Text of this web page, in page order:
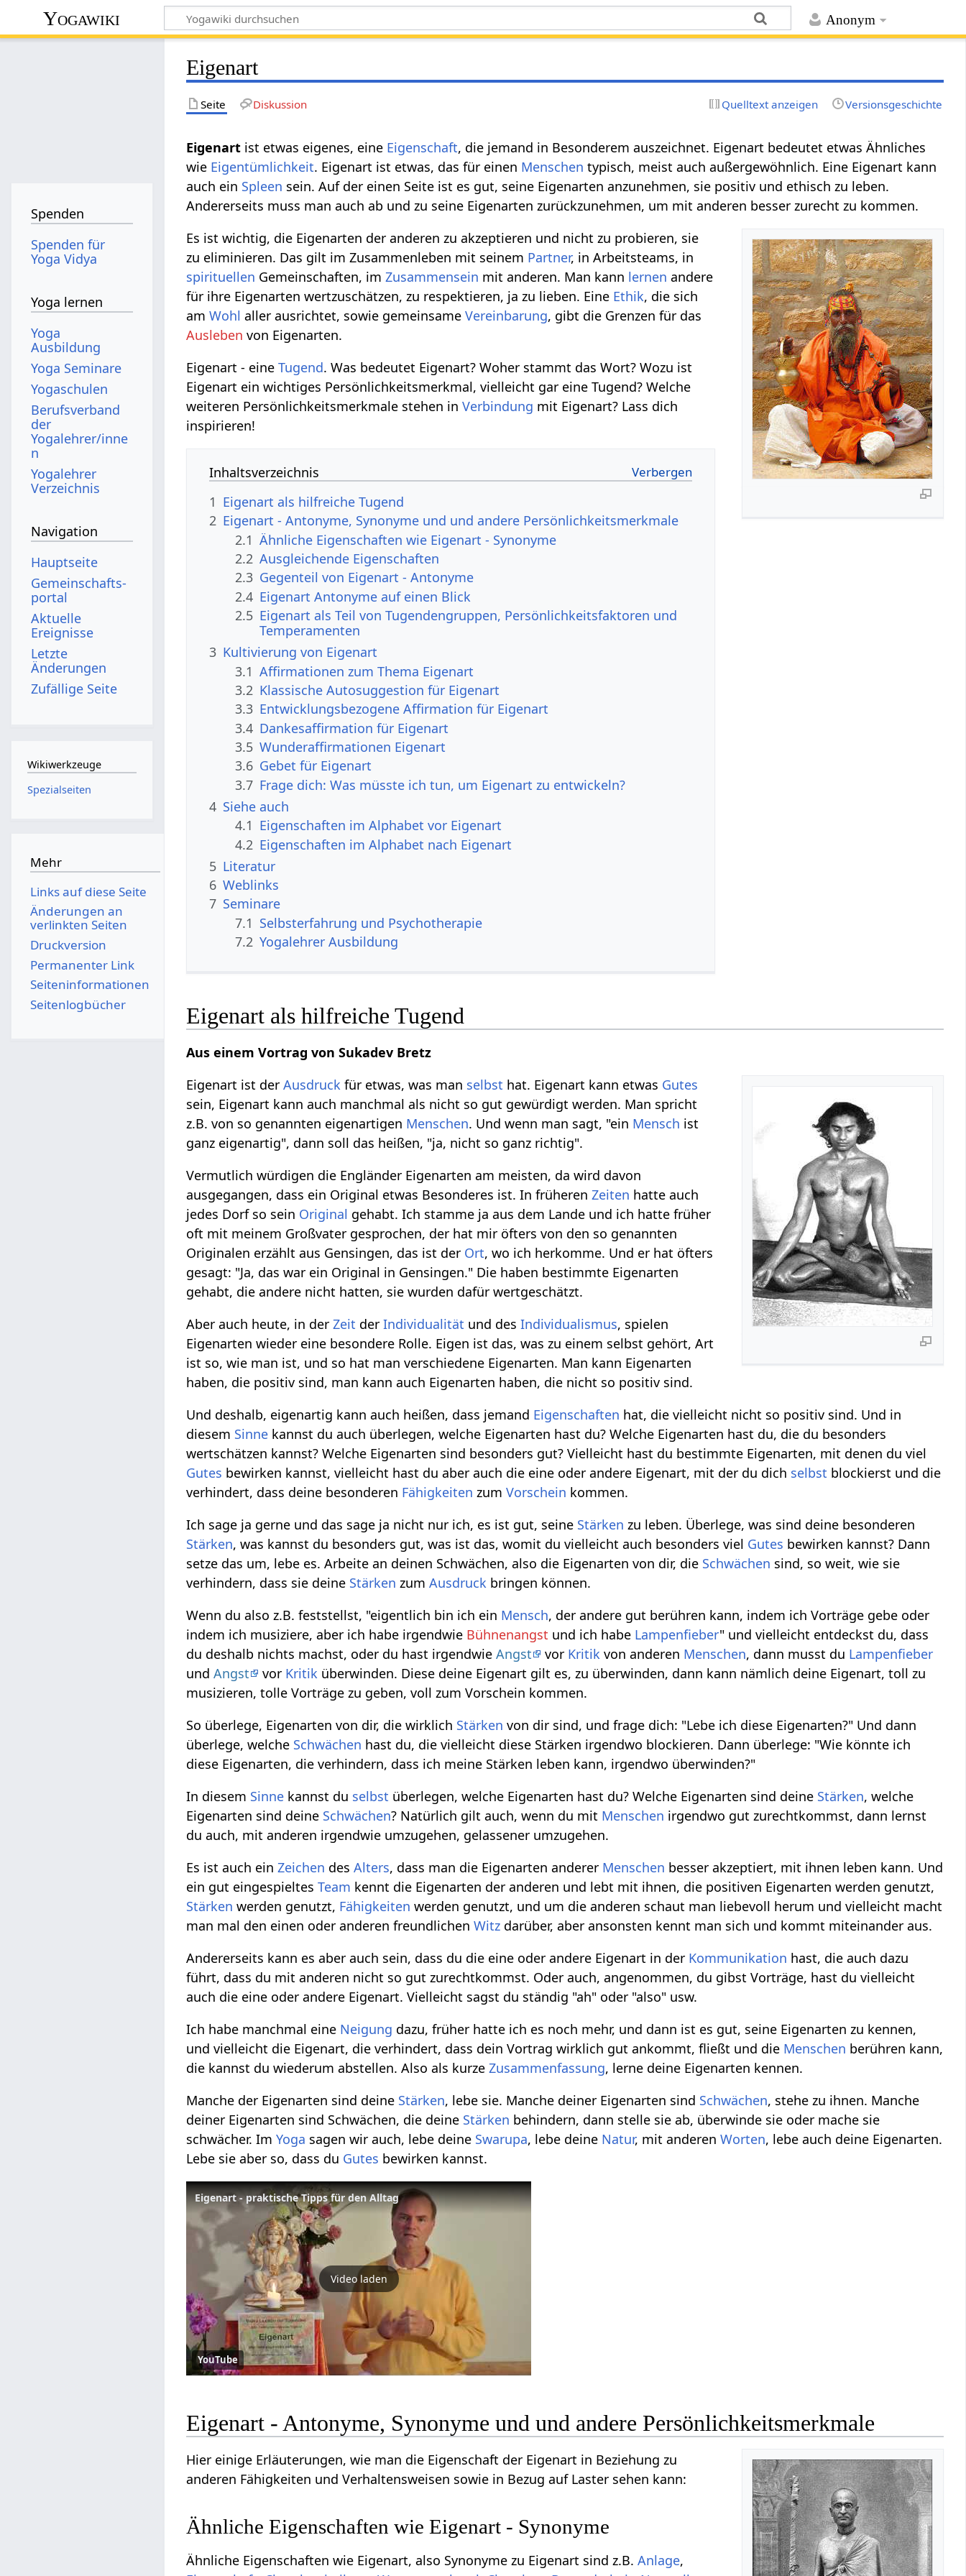
Anonym
Yogawiki
Eigenart
Seite Diskussion Quelltext anzeigen Versionsgeschichte
Eigenart ist etwas eigenes, eine Eigenschaft, die jemand in Besonderem auszeichnet. Eigenart bedeutet etwas Ähnliches
wie Eigentümlichkeit. Eigenart ist etwas, das für einen Menschen typisch, meist auch außergewöhnlich. Eine Eigenart kann
auch ein Spleen sein. Auf der einen Seite ist es gut, seine Eigenarten anzunehmen, sie positiv und ethisch zu leben.
Andererseits muss man auch ab und zu seine Eigenarten zurückzunehmen, um mit anderen besser zurecht zu kommen.
Es ist wichtig, die Eigenarten der anderen zu akzeptieren und nicht zu probieren, sie
zu eliminieren. Das gilt im Zusammenleben mit seinem Partner, in Arbeitsteams, in
spirituellen Gemeinschaften, imZusammensein mit anderen. Man kann lernen andere
für ihre Eigenarten wertzuschätzen, zu respektieren, ja zu lieben. Eine Ethik, die sich
amWohl aller ausrichtet, sowie gemeinsameVereinbarung, gibt die Grenzen für das
Ausleben von Eigenarten.
Eigenart - eineTugend. Was bedeutet Eigenart? Woher stammt das Wort? Wozu ist
Eigenart ein wichtiges Persönlichkeitsmerkmal, vielleicht gar eine Tugend? Welche
weiteren Persönlichkeitsmerkmale stehen inVerbindung mit Eigenart? Lass dich
inspirieren!
Inhaltsverzeichnis
1 Eigenart als hilfreiche Tugend
2 Eigenart - Antonyme, Synonyme und und andere Persönlichkeitsmerkmale
2.1 Ähnliche Eigenschaften wie Eigenart - Synonyme
2.2 Ausgleichende Eigenschaften
2.3 Gegenteil von Eigenart - Antonyme
2.4 Eigenart Antonyme auf einen Blick
2.5 Eigenart als Teil von Tugendengruppen, Persönlichkeitsfaktoren und
Temperamenten
3 Kultivierung von Eigenart
3.1 Affirmationen zum Thema Eigenart
3.2 Klassische Autosuggestion für Eigenart
3.3 Entwicklungsbezogene Affirmation für Eigenart
3.4 Dankesaffirmation für Eigenart
3.5 Wunderaffirmationen Eigenart
3.6 Gebet für Eigenart
3.7 Frage dich: Was müsste ich tun, um Eigenart zu entwickeln?
4 Siehe auch
4.1 Eigenschaften im Alphabet vor Eigenart
4.2 Eigenschaften im Alphabet nach Eigenart
5 Literatur
6 Weblinks
7 Seminare
7.1 Selbsterfahrung und Psychotherapie
7.2 Yogalehrer Ausbildung
Eigenart als hilfreiche Tugend
Aus einem Vortrag von Sukadev Bretz
Eigenart ist derAusdruck für etwas, was man selbst hat. Eigenart kann etwas Gutes
sein, Eigenart kann auch manchmal als nicht so gut gewürdigt werden. Man spricht
z.B. von so genannten eigenartigen Menschen. Und wenn man sagt, "ein Mensch ist
ganz eigenartig", dann soll das heißen, "ja, nicht so ganz richtig".
Vermutlich würdigen die Engländer Eigenarten am meisten, da wird davon
ausgegangen, dass ein Original etwas Besonderes ist. In früherenZeiten hatte auch
jedes Dorf so sein Original gehabt. Ich stamme ja aus dem Lande und ich hatte früher
oft mit meinem Großvater gesprochen, der hat mir öfters von den so genannten
Originalen erzählt aus Gensingen, das ist der Ort, wo ich herkomme. Und er hat öfters
gesagt: "Ja, das war ein Original in Gensingen." Die haben bestimmte Eigenarten
gehabt, die andere nicht hatten, sie wurden dafür wertgeschätzt.
Aber auch heute, in derZeit derIndividualität und desIndividualismus, spielen
Eigenarten wieder eine besondere Rolle. Eigen ist das, was zu einem selbst gehört, Art
ist so, wie man ist, und so hat man verschiedene Eigenarten. Man kann Eigenarten
haben, die positiv sind, man kann auch Eigenarten haben, die nicht so positiv sind.
Und deshalb, eigenartig kann auch heißen, dass jemand Eigenschaften hat, die vielleicht nicht so positiv sind. Und in
diesem Sinne kannst du auch überlegen, welche Eigenarten hast du? Welche Eigenarten hast du, die du besonders
wertschätzen kannst? Welche Eigenarten sind besonders gut? Vielleicht hast du bestimmte Eigenarten, mit denen du viel
Gutes bewirken kannst, vielleicht hast du aber auch die eine oder andere Eigenart, mit der du dich selbst blockierst und die
verhindert, dass deine besonderen Fähigkeiten zumVorschein kommen.
Ich sage ja gerne und das sage ja nicht nur ich, es ist gut, seine Stärken zu leben. Überlege, was sind deine besonderen
Stärken, was kannst du besonders gut, was ist das, womit du vielleicht auch besonders viel Gutes bewirken kannst? Dann
setze das um, lebe es. Arbeite an deinen Schwächen, also die Eigenarten von dir, die Schwächen sind, so weit, wie sie
verhindern, dass sie deine Stärken zumAusdruck bringen können.
Wenn du also z.B. feststellst, "eigentlich bin ich ein Mensch, der andere gut berühren kann, indem ich Vorträge gebe oder
indem ich musiziere, aber ich habe irgendwie Bühnenangst und ich habe Lampenfieber" und vielleicht entdeckst du, dass
du deshalb nichts machst, oder du hast irgendwieAngst vor Kritik von anderen Menschen, dann musst du Lampenfieber
undAngst vor Kritik überwinden. Diese deine Eigenart gilt es, zu überwinden, dann kann nämlich deine Eigenart, toll zu
musizieren, tolle Vorträge zu geben, voll zum Vorschein kommen.
So überlege, Eigenarten von dir, die wirklich Stärken von dir sind, und frage dich: "Lebe ich diese Eigenarten?" Und dann
überlege, welche Schwächen hast du, die vielleicht diese Stärken irgendwo blockieren. Dann überlege: "Wie könnte ich
diese Eigenarten, die verhindern, dass ich meine Stärken leben kann, irgendwo überwinden?"
In diesem Sinne kannst du selbst überlegen, welche Eigenarten hast du? Welche Eigenarten sind deine Stärken, welche
Eigenarten sind deine Schwächen? Natürlich gilt auch, wenn du mit Menschen irgendwo gut zurechtkommst, dann lernst
du auch, mit anderen irgendwie umzugehen, gelassener umzugehen.
Es ist auch einZeichen desAlters, dass man die Eigenarten anderer Menschen besser akzeptiert, mit ihnen leben kann. Und
ein gut eingespieltesTeam kennt die Eigenarten der anderen und lebt mit ihnen, die positiven Eigenarten werden genutzt,
Stärken werden genutzt, Fähigkeiten werden genutzt, und um die anderen schaut man liebevoll herum und vielleicht macht
man mal den einen oder anderen freundlichenWitz darüber, aber ansonsten kennt man sich und kommt miteinander aus.
Andererseits kann es aber auch sein, dass du die eine oder andere Eigenart in der Kommunikation hast, die auch dazu
führt, dass du mit anderen nicht so gut zurechtkommst. Oder auch, angenommen, du gibst Vorträge, hast du vielleicht
auch die eine oder andere Eigenart. Vielleicht sagst du ständig "ah" oder "also" usw.
Ich habe manchmal eine Neigung dazu, früher hatte ich es noch mehr, und dann ist es gut, seine Eigenarten zu kennen,
und vielleicht die Eigenart, die verhindert, dass dein Vortrag wirklich gut ankommt, fließt und die Menschen berühren kann,
die kannst du wiederum abstellen. Also als kurzeZusammenfassung, lerne deine Eigenarten kennen.
Manche der Eigenarten sind deine Stärken, lebe sie. Manche deiner Eigenarten sind Schwächen, stehe zu ihnen. Manche
deiner Eigenarten sind Schwächen, die deine Stärken behindern, dann stelle sie ab, überwinde sie oder mache sie
schwächer. ImYoga sagen wir auch, lebe deine Swarupa, lebe deine Natur, mit anderenWorten, lebe auch deine Eigenarten.
Lebe sie aber so, dass du Gutes bewirken kannst.
Eigenart - praktische Tipps für den Alltag
Video laden
YouTube
Eigenart - Antonyme, Synonyme und und andere Persönlichkeitsmerkmale
Hier einige Erläuterungen, wie man die Eigenschaft der Eigenart in Beziehung zu
anderen Fähigkeiten und Verhaltensweisen sowie in Bezug auf Laster sehen kann:
Ähnliche Eigenschaften wie Eigenart - Synonyme
Ähnliche Eigenschaften wie Eigenart, also Synonyme zu Eigenart sind z.B.Anlage,
Spenden
Spenden für
Yoga Vidya
Yoga lernen
Yoga
Ausbildung
Yoga Seminare
Yogaschulen
Berufsverband
der
Yogalehrer/inne
n
Yogalehrer
Verzeichnis
Navigation
Hauptseite
Gemeinschafts­
portal
Aktuelle
Ereignisse
Letzte
Änderungen
Zufällige Seite
Wikiwerkzeuge
Spezialseiten
Mehr
Links auf diese Seite
Änderungen an
verlinkten Seiten
Druckversion
Permanenter Link
Seiten­­informationen
Seitenlogbücher